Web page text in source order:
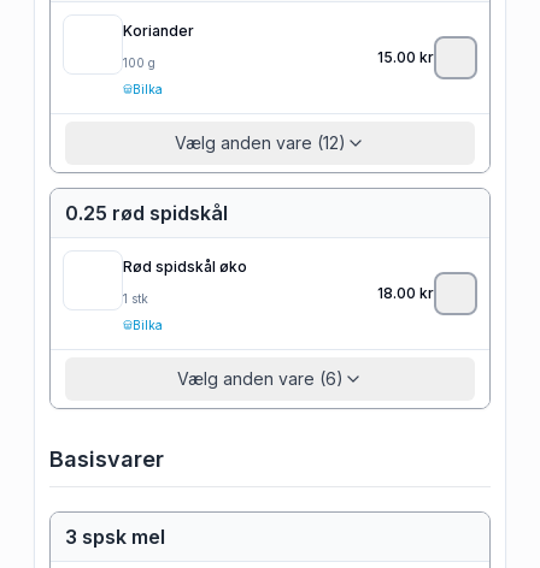
Koriander
100 g
Bilka
15.00 kr
Vælg anden vare (12)
0.25 rød spidskål
Rød spidskål øko
1 stk
Bilka
18.00 kr
Vælg anden vare (6)
Basisvarer
3 spsk mel